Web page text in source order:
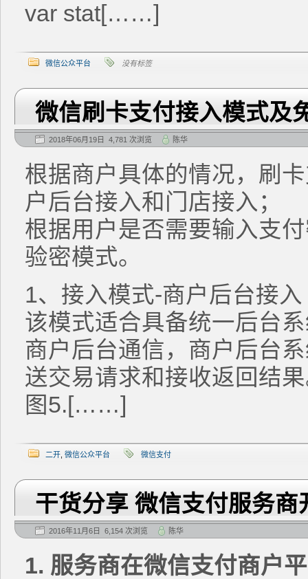
var stat[……]
微信公众平台 没有标签
微信刷卡支付接入模式及
2018年06月19日 4,781 次浏览 陈华
根据商户具体的情况，刷
户后台接入和门店接入；
根据用户是否需要输入支
验密模式。
1、接入模式-商户后台接入
该模式适合具备统一后台
商户后台通信，商户后台
送交易请求和接收返回结
图5.[……]
二开 微信公众平台 微信支付
干货分享 微信支付服务商
2016年11月6日 6,154 次浏览 陈华
1. 服务商在微信支付商户